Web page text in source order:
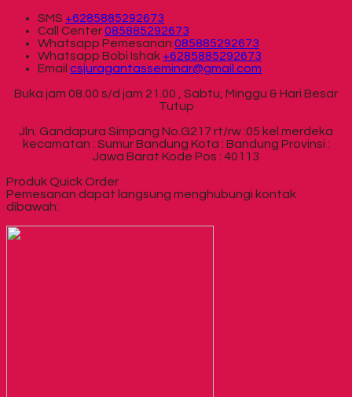
SMS +6285885292673
Call Center085885292673
Whatsapp Pemesanan 085885292673
Whatsapp Bobi Ishak +6285885292673
Email csjuragantasseminar@gmail.com
Buka jam 08.00 s/d jam 21.00 , Sabtu, Minggu & Hari Besar
Tutup
Jln. Gandapura Simpang No.G217 rt/rw :05 kel.merdeka
kecamatan : Sumur Bandung Kota : Bandung Provinsi :
Jawa Barat Kode Pos : 40113
Produk Quick Order
Pemesanan dapat langsung menghubungi kontak
dibawah: